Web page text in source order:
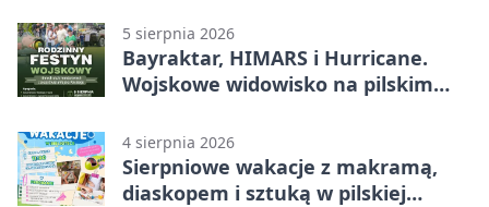
5 sierpnia 2026
Bayraktar, HIMARS i Hurricane.
Wojskowe widowisko na pilskim
4 sierpnia 2026
Sierpniowe wakacje z makramą,
diaskopem i sztuką w pilskiej